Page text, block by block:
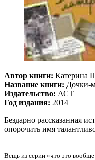
Автор книги: Катерина
Название книги: Дочки-
Издательство: АСТ
Год издания: 2014
Бездарно рассказанная
опорочить имя
Вещь из серии «что это